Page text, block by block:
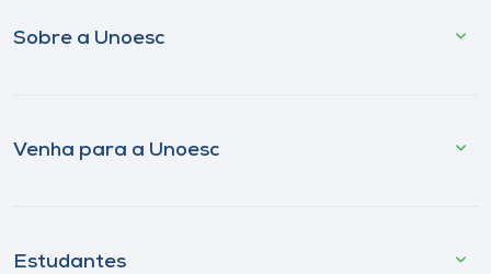
Sobre a Unoesc
Venha para a Unoesc
Estudantes